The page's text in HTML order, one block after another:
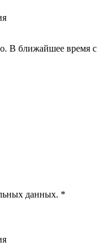
В ближайшее время с
данных. *